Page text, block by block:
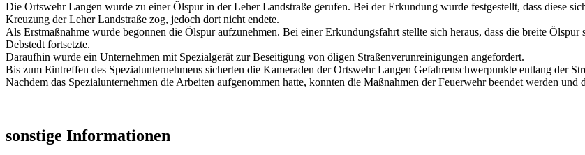
Die Ortswehr Langen wurde zu einer Ölspur in der Leher Landstraße gerufen. Bei der Erkundung wurde festgestellt, dass diese
Kreuzung der Leher Landstraße zog, jedoch dort nicht endete.
Als Erstmaßnahme wurde begonnen die Ölspur aufzunehmen. Bei einer Erkundungsfahrt stellte sich heraus, dass die breite
Debstedt fortsetzte.
Daraufhin wurde ein Unternehmen mit Spezialgerät zur Beseitigung von öligen Straßenverunreinigungen angefordert.
Bis zum Eintreffen des Spezialunternehmens sicherten die Kameraden der Ortswehr Langen Gefahrenschwerpunkte entlang der
Nachdem das Spezialunternehmen die Arbeiten aufgenommen hatte, konnten die Maßnahmen der Feuerwehr beendet werden und
sonstige Informationen